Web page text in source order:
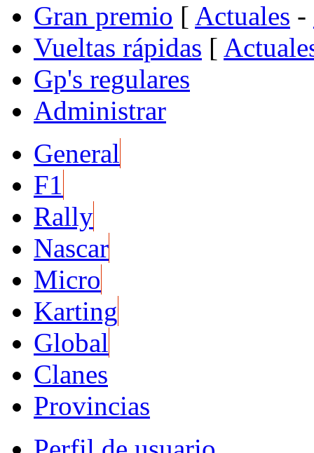
Gran premio [ Actuales -
Vueltas rápidas [
Gp's regulares
Administrar
General
F1
Rally
Nascar
Micro
Karting
Global
Clanes
Provincias